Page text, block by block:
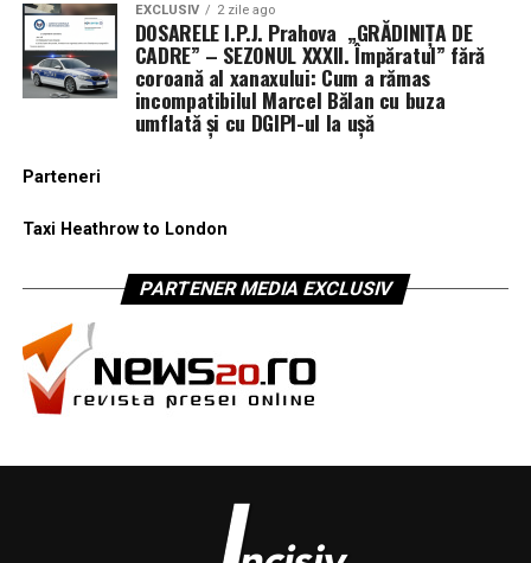
EXCLUSIV 2 zile ago
DOSARELE I.P.J. Prahova „GRĂDINIȚA DE
CADRE” – SEZONUL XXXII. Împăratul” fără
coroană al xanaxului: Cum a rămas
incompatibilul Marcel Bălan cu buza
umflată și cu DGIPI-ul la ușă
Parteneri
Taxi Heathrow to London
PARTENER MEDIA EXCLUSIV